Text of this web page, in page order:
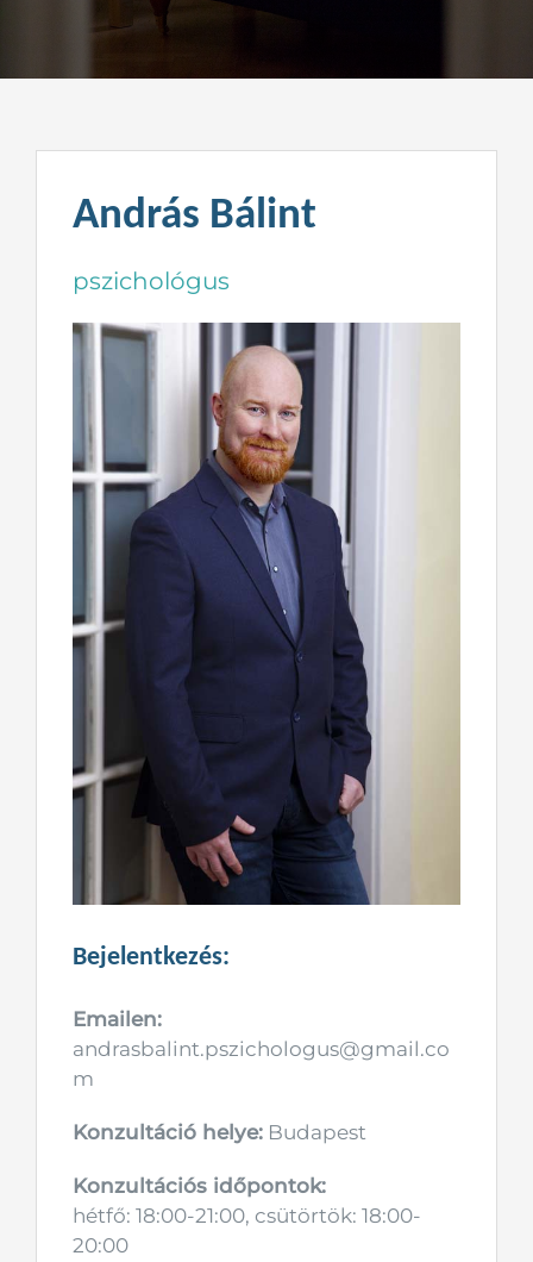
Kapcsolat
András Bálint
pszichológus
Bejelentkezés:
Emailen:
andrasbalint.pszichologus@gmail.co
m
Konzultáció helye:Budapest
Konzultációs időpontok:
hétfő: 18:00-21:00, csütörtök: 18:00-
20:00